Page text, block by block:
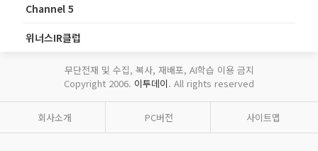
Channel 5
위너스IR클럽
무단전재 및 수집, 복사, 재배포, AI학습 이용 금지
Copyright 2006. 이투데이. All rights reserved
회사소개 PC버전 사이트맵